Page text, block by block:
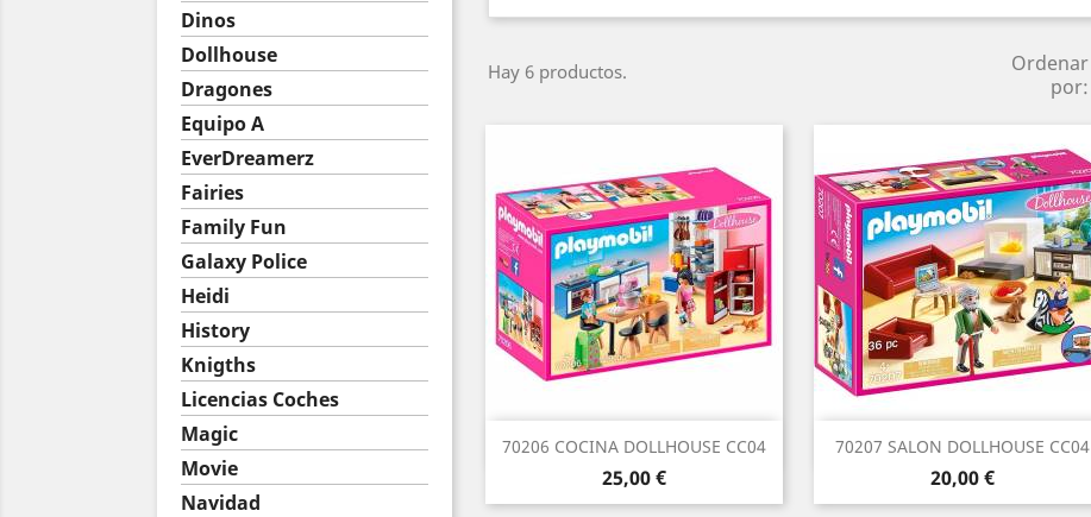
Dinos
Dollhouse
Dragones
Equipo A
EverDreamerz
Fairies
Family Fun
Galaxy Police
Heidi
History
Knigths
Licencias Coches
Magic
Movie
Navidad
Hay 6 productos.
Ordenar
por:
70206 COCINA DOLLHOUSE CC04
Precio
25,00 €
Vista rápida 70207 SALON DOLLHOUSE CC04
Precio
20,00 €
Vista rápida